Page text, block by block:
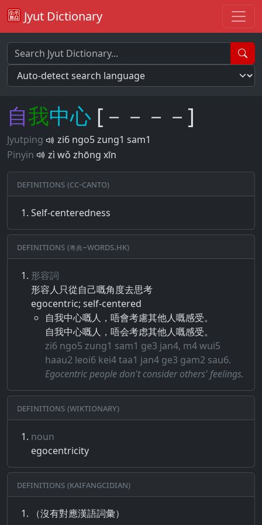
Jyut Dictionary
自我中心 [－－－－]
Jyutping
zi6 ngo5 zung1 sam1
Pinyin
zì wǒ zhōng xīn
Definitions (CC-CANTO)
Self-centeredness
Definitions (粵典–words.hk)
形容詞
形容​人​只​從​自己​嘅​角度​去​思考
egocentric; self-centered
自我中心嘅人，唔會考慮其他人嘅感受。
自我中心嘅人，唔会考虑其他人嘅感受。
zi6 ngo5 zung1 sam1 ge3 jan4, m4 wui5
haau2 leoi6 kei4 taa1 jan4 ge3 gam2 sau6.
Egocentric people don't consider others' feelings.
Definitions (Wiktionary)
noun
egocentricity
Definitions (Kaifangcidian)
（沒有對應漢語詞彙）